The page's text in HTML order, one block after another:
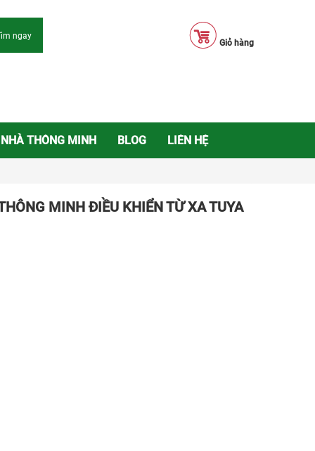
ngay
Giỏ hàng
NHÀ THÔNG MINH BLOG LIÊN HỆ
MINH ĐIỀU KHIỂN TỪ XA TUYA